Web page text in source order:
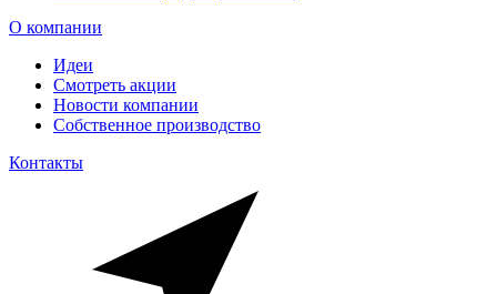
О компании
Идеи
Смотреть акции
Новости компании
Собственное производство
Контакты